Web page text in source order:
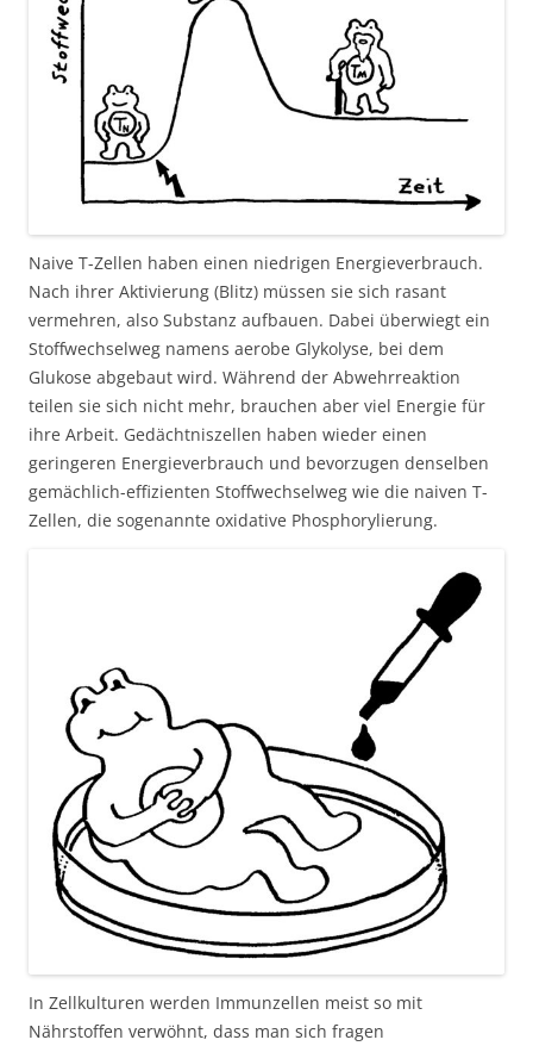
Naive T-Zellen haben einen niedrigen Energieverbrauch.
Nach ihrer Aktivierung (Blitz) müssen sie sich rasant
vermehren, also Substanz aufbauen. Dabei überwiegt ein
Stoffwechselweg namens aerobe Glykolyse, bei dem
Glukose abgebaut wird. Während der Abwehrreaktion
teilen sie sich nicht mehr, brauchen aber viel Energie für
ihre Arbeit. Gedächtniszellen haben wieder einen
geringeren Energieverbrauch und bevorzugen denselben
gemächlich-effizienten Stoffwechselweg wie die naiven T-
Zellen, die sogenannte oxidative Phosphorylierung.
In Zellkulturen werden Immunzellen meist so mit
Nährstoffen verwöhnt, dass man sich fragen